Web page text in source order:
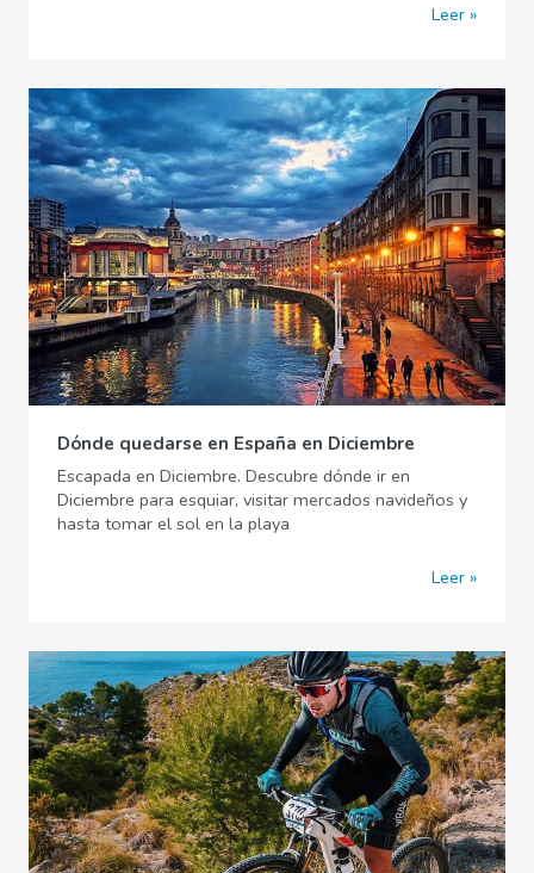
Leer
Dónde quedarse en España en Diciembre
Escapada en Diciembre. Descubre dónde ir en
Diciembre para esquiar, visitar mercados navideños y
hasta tomar el sol en la playa
Leer